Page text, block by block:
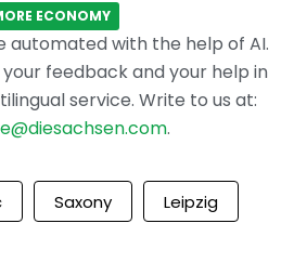
ECONOMY
automated with the help of AI.
feedback and your help in
service. Write to us at:
.
Saxony Leipzig